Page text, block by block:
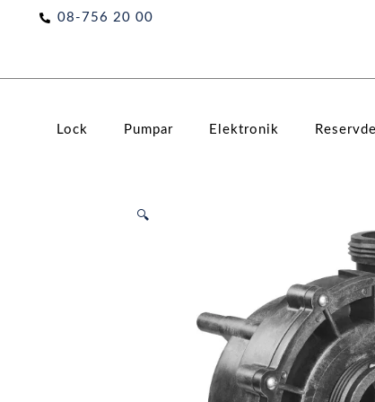
08-756 20 00
Lock Pumpar Elektronik
🔍